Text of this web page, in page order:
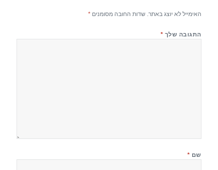
האימייל לא יוצג באתר. שדות החובה מסומנים*
התגובה שלך *
שם *